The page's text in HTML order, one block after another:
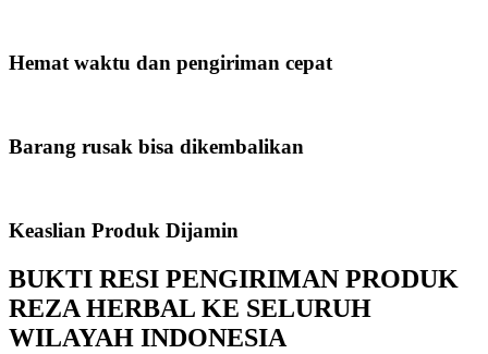
Hemat waktu dan pengiriman cepat
Barang rusak bisa dikembalikan
Keaslian Produk Dijamin
BUKTI RESI PENGIRIMAN PRODUK
REZA HERBAL KE SELURUH
WILAYAH INDONESIA